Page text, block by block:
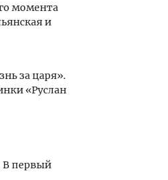
момента
и
за царя».
«Руслан
В первый